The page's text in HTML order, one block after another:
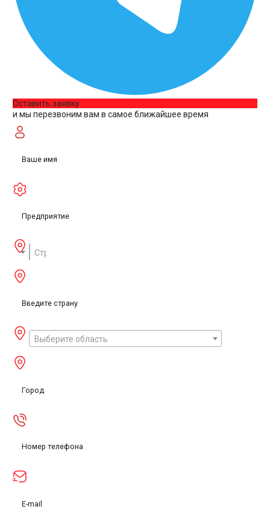
Оставить заявку
и мы перезвоним вам в самое ближайшее время
Страна
Выберите область